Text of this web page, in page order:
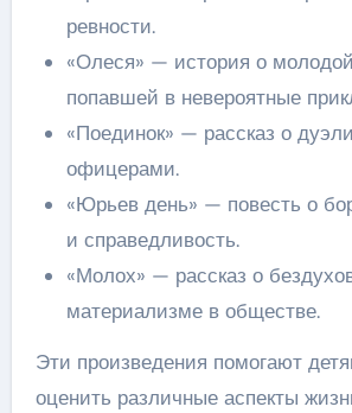
ревности.
«Олеся» — история о
попавшей в невероятные
«Поединок» — рассказ о
офицерами.
«Юрьев день» — повесть о
и справедливость.
«Молох» — рассказ о
материализме в обществе.
Эти произведения помогают
оценить различные аспекты